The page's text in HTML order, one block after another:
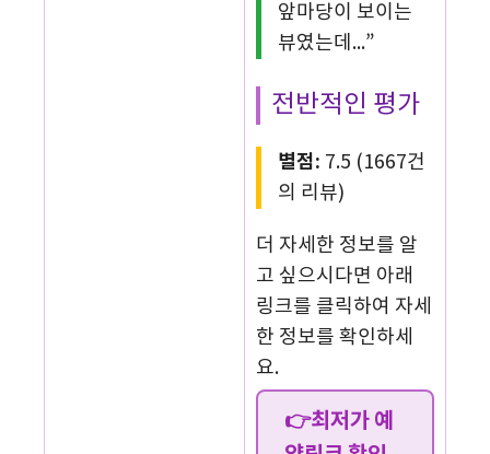
앞마당이 보이는
뷰였는데...”
전반적인 평가
별점: 7.5 (1667건
의 리뷰)
더 자세한 정보를 알
고 싶으시다면 아래
링크를 클릭하여 자세
한 정보를 확인하세
요.
👉최저가 예